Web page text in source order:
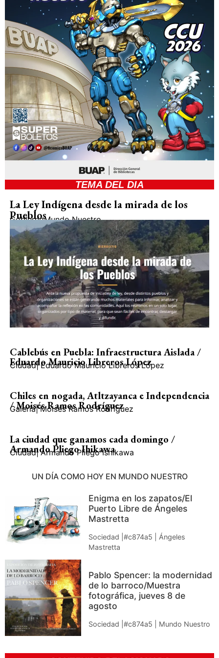
TEMA DEL DIA
La Ley Indígena desde la mirada de los
Pueblos
GobiernoMundo Nuestro
Cablebús en Puebla: Infraestructura Aislada /
Eduardo Mauricio Libreros López
Ciudad| Eduardo Mauricio Libreros López
Chiles en nogada, Atltzayanca e Independencia
/ Moisés Ramos Rodríguez
Galería| Moisés Ramos Rodríguez
La ciudad que ganamos cada domingo /
Armando Pliego Ihikawa
Ciudad| Armando Pliego Ishikawa
UN DÍA COMO HOY EN MUNDO NUESTRO
Enigma en los zapatos/El
Puerto Libre de Ángeles
Mastretta
Sociedad |#c874a5 | Ángeles
Mastretta
Pablo Spencer: la modernidad
de lo barroco/Muestra
fotográfica, jueves 8 de
agosto
Sociedad |#c874a5 | Mundo Nuestro